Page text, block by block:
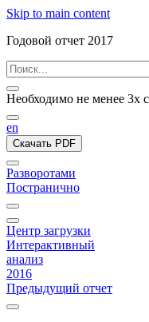
Skip to main content
Годовой отчет 2017
Необходимо не менее 3х
en
Скачать PDF
Разворотами
Постранично
Центр загрузки
Интерактивный
анализ
2016
Предыдущий отчет